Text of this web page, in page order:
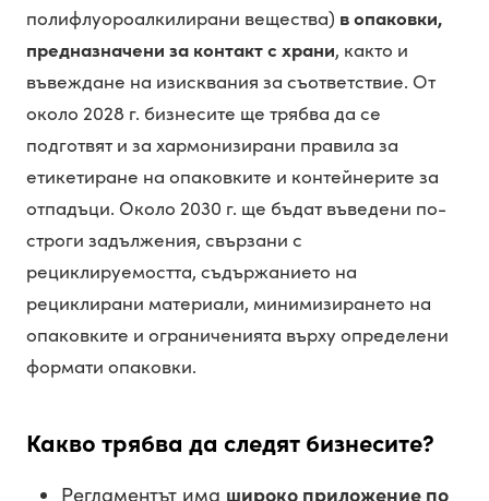
полифлуороалкилирани вещества) в опаковки,
предназначени за контакт с храни, както и
въвеждане на изисквания за съответствие. От
около 2028 г. бизнесите ще трябва да се
подготвят и за хармонизирани правила за
етикетиране на опаковките и контейнерите за
отпадъци. Около 2030 г. ще бъдат въведени по-
строги задължения, свързани с
рециклируемостта, съдържанието на
рециклирани материали, минимизирането на
опаковките и ограниченията върху определени
формати опаковки.
Какво трябва да следят бизнесите?
Регламентът има широко приложение по